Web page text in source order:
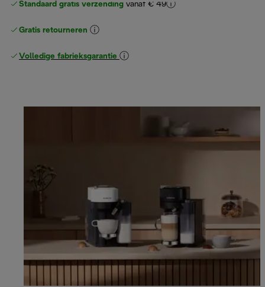
Standaard gratis verzending vanaf € 49
Gratis retourneren
Volledige fabrieksgarantie